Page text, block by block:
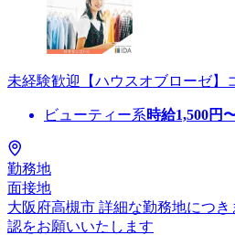
未経験歓迎【ハウスオブローゼ】
ビューティー系時給1,500円
勤務地
面接地
大阪府高槻市 詳細な勤務地につ
認をお願いいたします